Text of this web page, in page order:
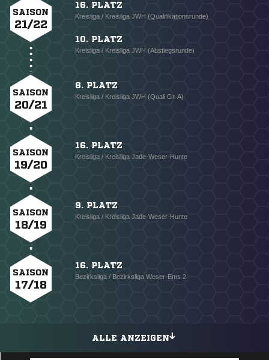
SAISON
21/22
16. PLATZ
Kreisliga / Kreisliga JWH (Qualifikationsrunde)
10. PLATZ
Kreisliga / Kreisliga JWH (Abstiegsrunde)
SAISON
20/21
8. PLATZ
Kreisliga / Kreisliga JWH (Quali Gr. A)
SAISON
19/20
16. PLATZ
Kreisliga / Kreisliga Jade-Weser-Hunte
SAISON
18/19
9. PLATZ
Kreisliga / Kreisliga Jade-Weser-Hunte
SAISON
17/18
16. PLATZ
Bezirksliga / Bezirksliga Weser-Ems 2
ALLE ANZEIGEN